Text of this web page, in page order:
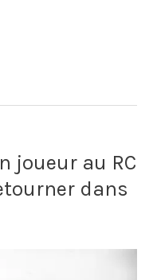
joueur au RC
dans